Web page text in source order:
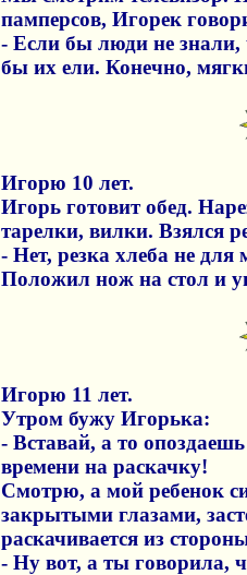
памперсов, Игорек
- Если бы люди не знали,
бы их ели. Конечно,
Игорю 10 лет.
Игорь готовит обед.
тарелки, вилки. Взялся
- Нет, резка хлеба не
Положил нож на стол и
Игорю 11 лет.
Утром бужу Игорька:
- Вставай, а то
времени на раскачку!
Смотрю, а мой ребенок
закрытыми глазами,
раскачивается из
- Ну вот, а ты говорила,